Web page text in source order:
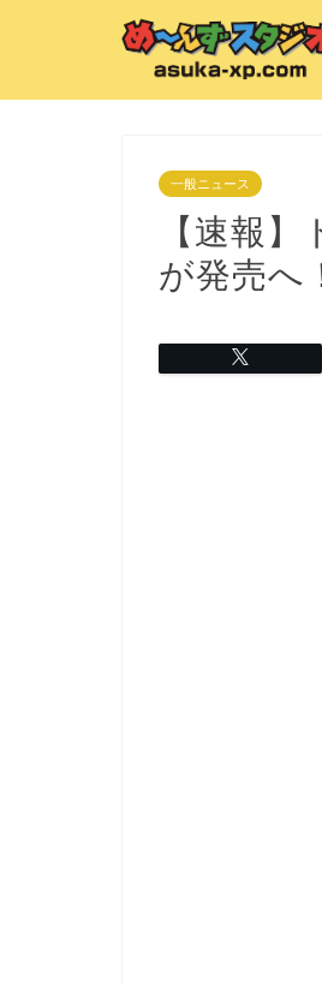
一般ニュース
【速報
が発売へ